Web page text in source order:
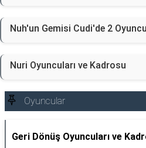
Nuh'un Gemisi Cudi'de 2
Nuri Oyuncuları ve Kadrosu
Oyuncular
Geri Dönüş Oyuncuları ve